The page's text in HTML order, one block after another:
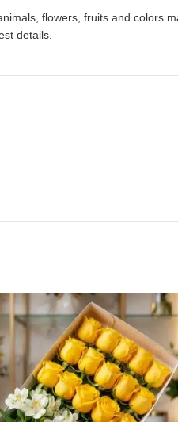
flowers, fruits and colors
details.